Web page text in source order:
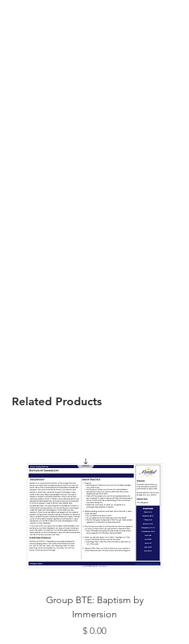
Related Products
Group BTE: Baptism by
Immersion
מחיר